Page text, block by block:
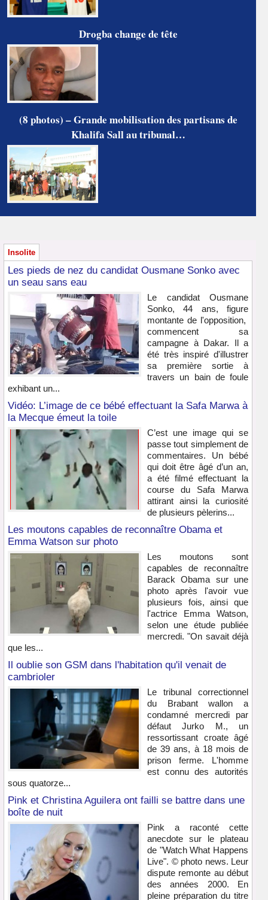
Drogba change de tête
(8 photos) – Grande mobilisation des partisans de
Khalifa Sall au tribunal…
Insolite
Les pieds de nez du candidat Ousmane Sonko avec
un seau sans eau
Le candidat Ousmane
Sonko, 44 ans, figure
montante de l'opposition,
commencent sa
campagne à Dakar. Il a
été très inspiré d'illustrer
sa première sortie à
travers un bain de foule
exhibant un...
Vidéo: L’image de ce bébé effectuant la Safa Marwa à
la Mecque émeut la toile
C’est une image qui se
passe tout simplement de
commentaires. Un bébé
qui doit être âgé d’un an,
a été filmé effectuant la
course du Safa Marwa
attirant ainsi la curiosité
de plusieurs pèlerins...
Les moutons capables de reconnaître Obama et
Emma Watson sur photo
Les moutons sont
capables de reconnaître
Barack Obama sur une
photo après l'avoir vue
plusieurs fois, ainsi que
l'actrice Emma Watson,
selon une étude publiée
mercredi. "On savait déjà
que les...
Il oublie son GSM dans l'habitation qu'il venait de
cambrioler
Le tribunal correctionnel
du Brabant wallon a
condamné mercredi par
défaut Jurko M., un
ressortissant croate âgé
de 39 ans, à 18 mois de
prison ferme. L'homme
est connu des autorités
sous quatorze...
Pink et Christina Aguilera ont failli se battre dans une
boîte de nuit
Pink a raconté cette
anecdote sur le plateau
de "Watch What Happens
Live". © photo news. Leur
dispute remonte au début
des années 2000. En
pleine préparation du titre